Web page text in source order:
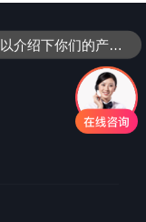
可以介绍下你们的产品么